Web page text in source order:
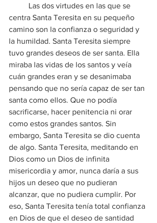
centra Santa Teresita en su pequeño
camino son la confianza o seguridad y
la humildad. Santa Teresita siempre
tuvo grandes deseos de ser santa. Ella
miraba las vidas de los santos y veía
cuán grandes eran y se desanimaba
pensando que no sería capaz de ser tan
santa como ellos. Que no podía
sacrificarse, hacer penitencia ni orar
como estos grandes santos. Sin
embargo, Santa Teresita se dio cuenta
de algo. Santa Teresita, meditando en
Dios como un Dios de infinita
misericordia y amor, nunca daría a sus
hijos un deseo que no pudieran
alcanzar, que no pudiera cumplir. Por
eso, Santa Teresita tenía total confianza
en Dios de que el deseo de santidad